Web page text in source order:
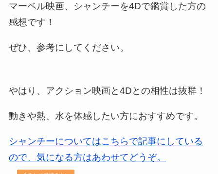
マーベル映画、シャンチーを4Dで鑑賞した方の
感想です！
ぜひ、参考にしてください。
やはり、アクション映画と4Dとの相性は抜群！
動きや熱、水を体感したい方におすすめです。
シャンチーについてはこちらで記事にしている
ので、気になる方はあわせてどうぞ。